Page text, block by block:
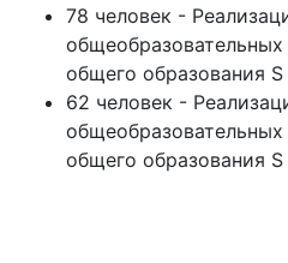
78 человек -
общего образования S
62 человек -
общего образования S